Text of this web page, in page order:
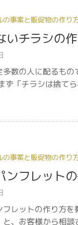
の事案と販促物の作り
いチラシの
多数の人に配るも
ず「チラシは捨て
の事案と販促物の作り
ンフレット
フレットの作り方
と、お客様から相